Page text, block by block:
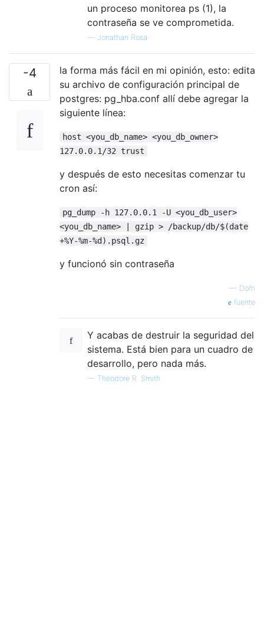
un proceso monitorea ps (1), la
contraseña se ve comprometida.
— Jonathan Rosa
-4
la forma más fácil en mi opinión, esto: edita
su archivo de configuración principal de
postgres: pg_hba.conf allí debe agregar la
siguiente línea:
host <you_db_name> <you_db_owner>
127.0.0.1/32 trust
y después de esto necesitas comenzar tu
cron así:
pg_dump -h 127.0.0.1 -U <you_db_user>
<you_db_name> | gzip > /backup/db/$(date
+%Y-%m-%d).psql.gz
y funcionó sin contraseña
— Dofri
fuente
Y acabas de destruir la seguridad del
sistema. Está bien para un cuadro de
desarrollo, pero nada más.
— Theodore R. Smith